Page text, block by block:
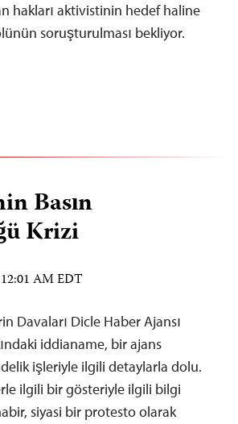
hakları aktivistinin hedef haline
soruşturulması bekliyor.
Basın
Krizi
AM EDT
Davaları Dicle Haber Ajansı
iddianame, bir ajans
işleriyle ilgili detaylarla dolu.
ilgili bir gösteriyle ilgili bilgi
siyasi bir protesto olarak